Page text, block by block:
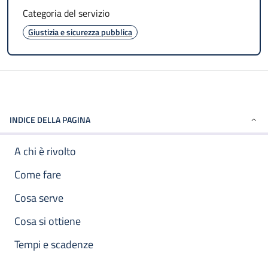
Categoria del servizio
Giustizia e sicurezza pubblica
INDICE DELLA PAGINA
A chi è rivolto
Come fare
Cosa serve
Cosa si ottiene
Tempi e scadenze